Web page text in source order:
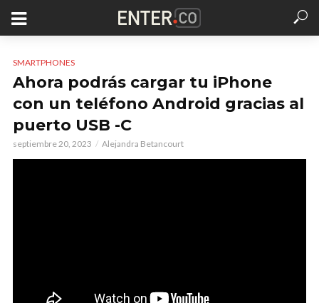
SMARTPHONES
Ahora podrás cargar tu iPhone
con un teléfono Android gracias al
puerto USB -C
septiembre 20, 2023 Alejandra Betancourt